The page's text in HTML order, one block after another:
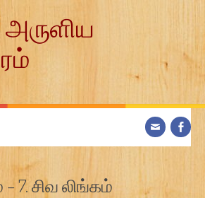
அருளிய
7. சிவ லிங்கம்